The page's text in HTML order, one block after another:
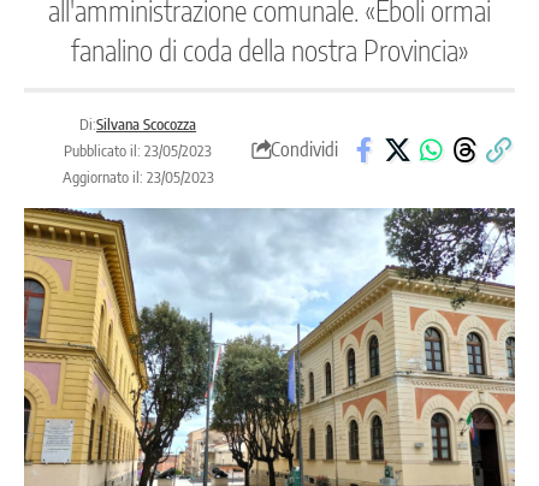
all'amministrazione comunale. «Eboli ormai
fanalino di coda della nostra Provincia»
Di:Silvana Scocozza
Pubblicato il: 23/05/2023
Aggiornato il: 23/05/2023
Condividi